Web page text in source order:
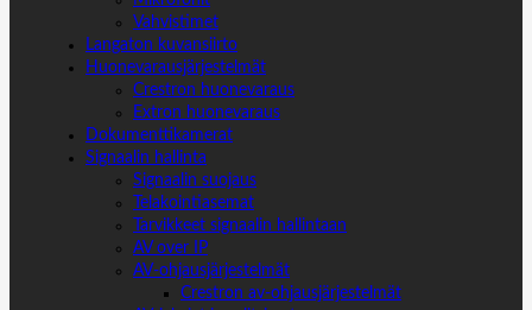
Vahvistimet
Langaton kuvansiirto
Huonevarausjärjestelmät
Crestron huonevaraus
Extron huonevaraus
Dokumenttikamerat
Signaalin hallinta
Signaalin suojaus
Telakointiasemat
Tarvikkeet signaalin hallintaan
AV over IP
AV-ohjausjärjestelmät
Crestron av-ohjausjärjestelmät